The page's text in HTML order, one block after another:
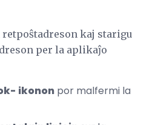
kaj starigu
per la aplikaĵo
ikonon por malfermi la